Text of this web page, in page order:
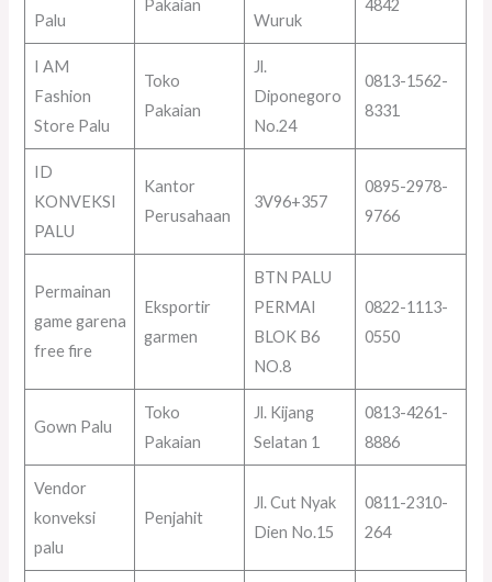
Palu
Pakaian
Wuruk
4842
I AM
Fashion
Store Palu
Toko
Pakaian
Jl.
Diponegoro
No.24
0813-1562-
8331
ID
KONVEKSI
PALU
Kantor
Perusahaan
3V96+357
0895-2978-
9766
Permainan
game garena
free fire
Eksportir
garmen
BTN PALU
PERMAI
BLOK B6
NO.8
0822-1113-
0550
Gown Palu
Toko
Pakaian
Jl. Kijang
Selatan 1
0813-4261-
8886
Vendor
konveksi
palu
Penjahit
Jl. Cut Nyak
Dien No.15
0811-2310-
264